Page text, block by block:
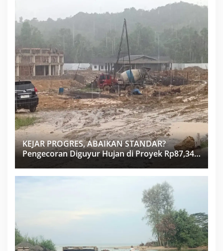
KEJAR PROGRES, ABAIKAN STANDAR?
Pengecoran Diguyur Hujan di Proyek Rp87,34
Miliar Sukma Nias, Konsultan, Pengawas dan
PPK Bungkam